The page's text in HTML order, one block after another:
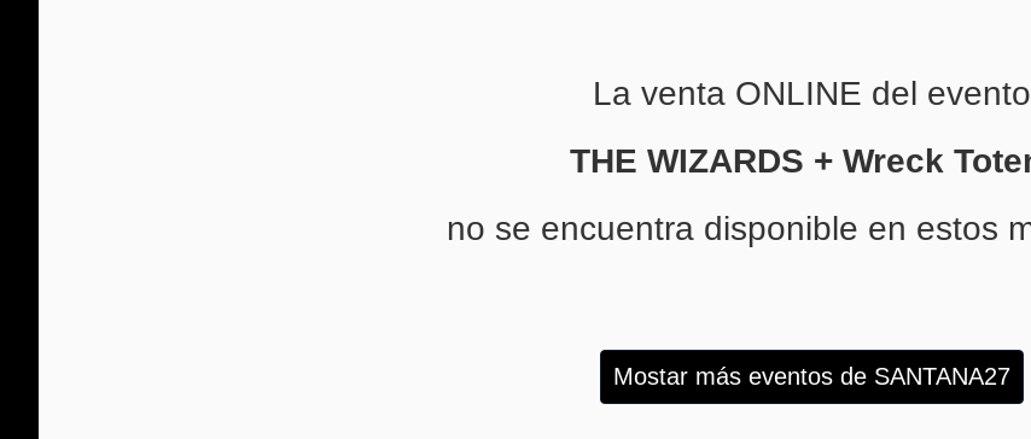
La venta ONLINE del evento
THE WIZARDS + Wreck
no se encuentra disponible en estos
Mostar más eventos de SANTANA27